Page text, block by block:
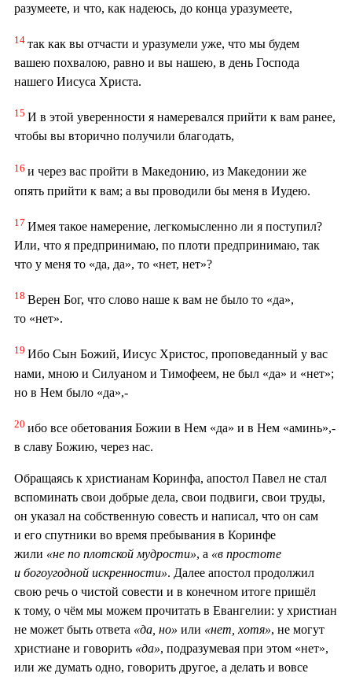
разумеете, и что, как надеюсь, до конца уразумеете,
14 так как вы отчасти и уразумели уже, что мы будем
вашею похвалою, равно и вы нашею, в день Господа
нашего Иисуса Христа.
15 И в этой уверенности я намеревался прийти к вам ранее,
чтобы вы вторично получили благодать,
16 и через вас пройти в Македонию, из Македонии же
опять прийти к вам; а вы проводили бы меня в Иудею.
17 Имея такое намерение, легкомысленно ли я поступил?
Или, что я предпринимаю, по плоти предпринимаю, так
что у меня то «да, да», то «нет, нет»?
18 Верен Бог, что слово наше к вам не было то «да»,
то «нет».
19 Ибо Сын Божий, Иисус Христос, проповеданный у вас
нами, мною и Силуаном и Тимофеем, не был «да» и «нет»;
но в Нем было «да»,-
20 ибо все обетования Божии в Нем «да» и в Нем «аминь»,-
в славу Божию, через нас.
Обращаясь к христианам Коринфа, апостол Павел не стал
вспоминать свои добрые дела, свои подвиги, свои труды,
он указал на собственную совесть и написал, что он сам
и его спутники во время пребывания в Коринфе
жили «не по плотской мудрости», а «в простоте
и богоугодной искренности». Далее апостол продолжил
свою речь о чистой совести и в конечном итоге пришёл
к тому, о чём мы можем прочитать в Евангелии: у христиан
не может быть ответа «да, но» или «нет, хотя», не могут
христиане и говорить «да», подразумевая при этом «нет»,
или же думать одно, говорить другое, а делать и вовсе